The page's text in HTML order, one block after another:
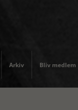
Arkiv Bliv medlem